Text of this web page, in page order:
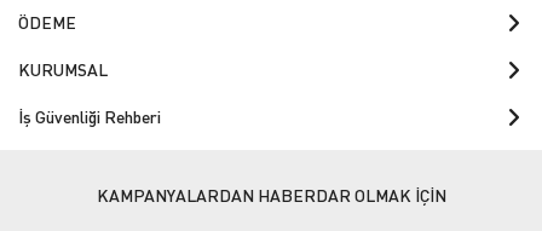
ÖDEME
KURUMSAL
İş Güvenliği Rehberi
KAMPANYALARDAN HABERDAR OLMAK İÇİN